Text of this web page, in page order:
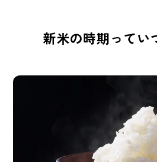
新米の時期ってい